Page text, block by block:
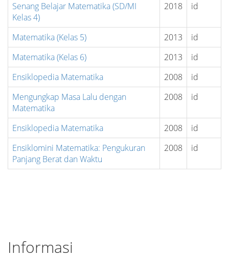
Senang Belajar Matematika (SD/MI
Kelas 4)
2018 id
Matematika (Kelas 5) 2013
id
Matematika (Kelas 6)
2013
id
Ensiklopedia Matematika
2008
id
Mengungkap Masa Lalu dengan
Matematika
2008 id
Ensiklopedia Matematika 2008
id
Ensiklomini Matematika: Pengukuran
Panjang Berat dan Waktu
2008 id
Informasi